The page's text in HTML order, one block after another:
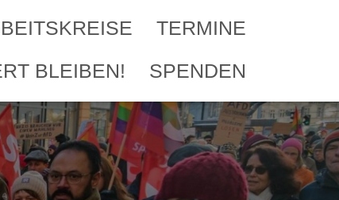
TERMINE
BLEIBEN! SPENDEN